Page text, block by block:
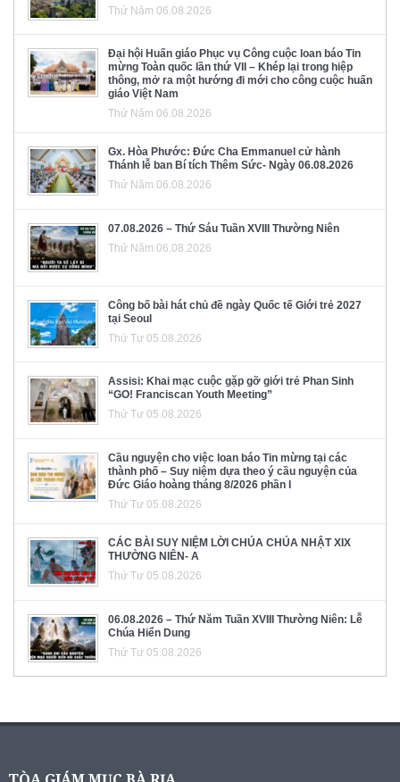
Thứ Năm 06.08.2026
Đại hội Huấn giáo Phục vụ Công cuộc loan báo Tin
mừng Toàn quốc lần thứ VII – Khép lại trong hiệp
thông, mở ra một hướng đi mới cho công cuộc huấn
giáo Việt Nam
Thứ Năm 06.08.2026
Gx. Hòa Phước: Đức Cha Emmanuel cử hành
Thánh lễ ban Bí tích Thêm Sức- Ngày 06.08.2026
Thứ Năm 06.08.2026
07.08.2026 – Thứ Sáu Tuần XVIII Thường Niên
Thứ Năm 06.08.2026
Công bố bài hát chủ đề ngày Quốc tế Giới trẻ 2027
tại Seoul
Thứ Tư 05.08.2026
Assisi: Khai mạc cuộc gặp gỡ giới trẻ Phan Sinh
“GO! Franciscan Youth Meeting”
Thứ Tư 05.08.2026
Cầu nguyện cho việc loan báo Tin mừng tại các
thành phố – Suy niệm dựa theo ý cầu nguyện của
Đức Giáo hoàng tháng 8/2026 phần I
Thứ Tư 05.08.2026
CÁC BÀI SUY NIỆM LỜI CHÚA CHÚA NHẬT XIX
THƯỜNG NIÊN- A
Thứ Tư 05.08.2026
06.08.2026 – Thứ Năm Tuần XVIII Thường Niên: Lễ
Chúa Hiển Dung
Thứ Tư 05.08.2026